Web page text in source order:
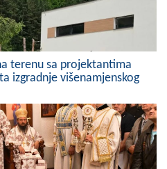
UPRAVA
terenu sa projektantima
izgradnje višenamjenskog